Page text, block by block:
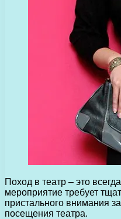
Поход в театр – это
мероприятие требует
пристального внимания
посещения театра.